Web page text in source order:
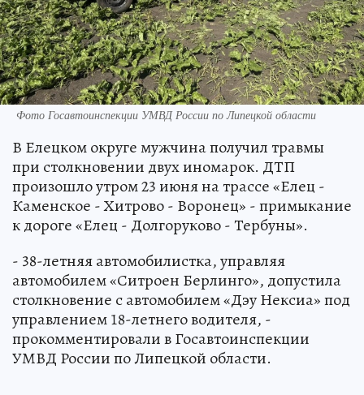
Фото Госавтоинспекции УМВД России по Липецкой области
В Елецком округе мужчина получил травмы
при столкновении двух иномарок. ДТП
произошло утром 23 июня на трассе «Елец -
Каменское - Хитрово - Воронец» - примыкание
к дороге «Елец - Долгоруково - Тербуны».
- 38-летняя автомобилистка, управляя
автомобилем «Ситроен Берлинго», допустила
столкновение с автомобилем «Дэу Нексиа» под
управлением 18-летнего водителя, -
прокомментировали в Госавтоинспекции
УМВД России по Липецкой области.